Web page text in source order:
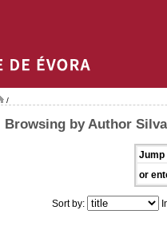
/
Browsing by Author
Jump
or
Sort by: